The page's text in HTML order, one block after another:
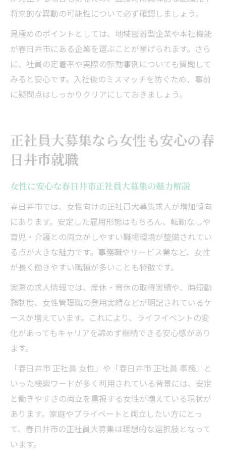
将来的な異動の可能性について必ず確認しましょう。
見極めのポイントとしては、地域密着型企業や本社機能
が春日井市にある企業を選ぶことが挙げられます。さら
に、社員の定着率や実際の転勤事例についても質問して
みると安心です。入社後のミスマッチを防ぐため、事前
に疑問点はしっかりクリアにしておきましょう。
正社員大募集なら女性も安心の春
日井市就職
女性に安心な春日井市正社員大募集の魅力解説
春日井市では、女性向けの正社員大募集求人が増加傾向
にあります。安定した雇用形態はもちろん、転勤なしや
育児・介護との両立がしやすい職場環境が整備されてい
る点が大きな魅力です。事務職やサービス業など、女性
が長く働きやすい職種が多いことも特徴です。
実際の求人情報では、産休・育休の取得実績や、時短勤
務制度、女性管理職の登用実績などが明記されているケ
ースが増えています。これにより、ライフイベントの変
化があってもキャリアを諦めず継続できる安心感があり
ます。
「春日井市 正社員 女性」や「春日井市 正社員 事務」と
いった検索ワードが多く利用されている背景には、安定
と働きやすさの両立を重視する女性が増えている現状が
あります。家庭やプライベートと両立したい方にとっ
て、春日井市の正社員大募集は理想的な選択肢となって
います。